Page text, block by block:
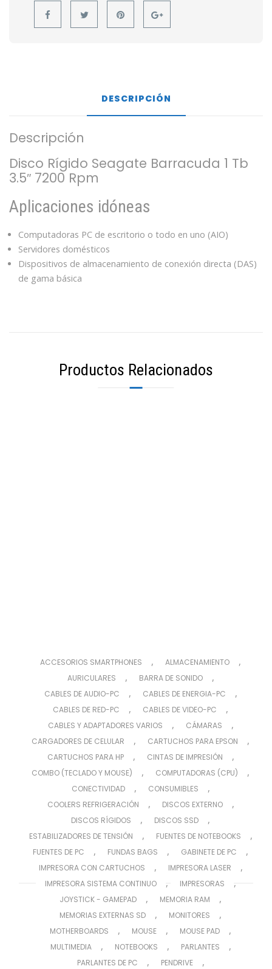
DESCRIPCIÓN
Descripción
Disco Rígido Seagate Barracuda 1 Tb
3.5″ 7200 Rpm
Aplicaciones idóneas
Computadoras PC de escritorio o todo en uno (AIO)
Servidores domésticos
Dispositivos de almacenamiento de conexión directa (DAS)
de gama básica
Productos Relacionados
ACCESORIOS SMARTPHONES , ALMACENAMIENTO ,
AURICULARES , BARRA DE SONIDO ,
CABLES DE AUDIO-PC , CABLES DE ENERGIA-PC ,
CABLES DE RED-PC , CABLES DE VIDEO-PC ,
CABLES Y ADAPTADORES VARIOS , CÁMARAS ,
CARGADORES DE CELULAR , CARTUCHOS PARA EPSON ,
CARTUCHOS PARA HP , CINTAS DE IMPRESIÓN ,
COMBO (TECLADO Y MOUSE) , COMPUTADORAS (CPU) ,
CONECTIVIDAD , CONSUMIBLES ,
COOLERS REFRIGERACIÓN , DISCOS EXTERNO ,
DISCOS RÍGIDOS , DISCOS SSD ,
ESTABILIZADORES DE TENSIÓN , FUENTES DE NOTEBOOKS ,
FUENTES DE PC , FUNDAS BAGS , GABINETE DE PC ,
IMPRESORA CON CARTUCHOS , IMPRESORA LASER ,
IMPRESORA SISTEMA CONTINUO , IMPRESORAS ,
JOYSTICK - GAMEPAD , MEMORIA RAM ,
MEMORIAS EXTERNAS SD , MONITORES ,
MOTHERBOARDS , MOUSE , MOUSE PAD ,
MULTIMEDIA , NOTEBOOKS , PARLANTES ,
PARLANTES DE PC , PENDRIVE ,